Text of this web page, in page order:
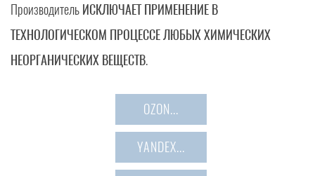
Производитель ИСКЛЮЧАЕТ ПРИМЕНЕНИЕ В
ТЕХНОЛОГИЧЕСКОМ ПРОЦЕССЕ ЛЮБЫХ ХИМИЧЕСКИХ
НЕОРГАНИЧЕСКИХ ВЕЩЕСТВ.
OZON...
YANDEX...